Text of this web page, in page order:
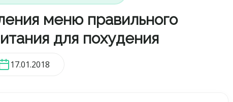
меню правильного
для похудения
17.01.2018